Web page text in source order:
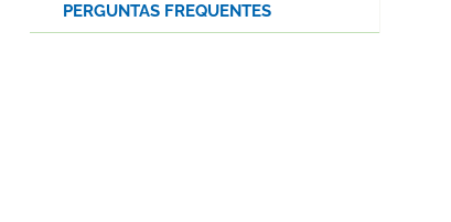
PERGUNTAS FREQUENTES